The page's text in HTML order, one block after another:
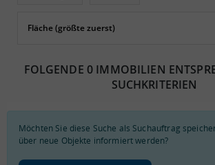
FOLGENDE 0 IMMOBILIEN
SUCHKRITERIEN
Möchten Sie diese Suche als Suchauftrag
über neue Objekte informiert werden?